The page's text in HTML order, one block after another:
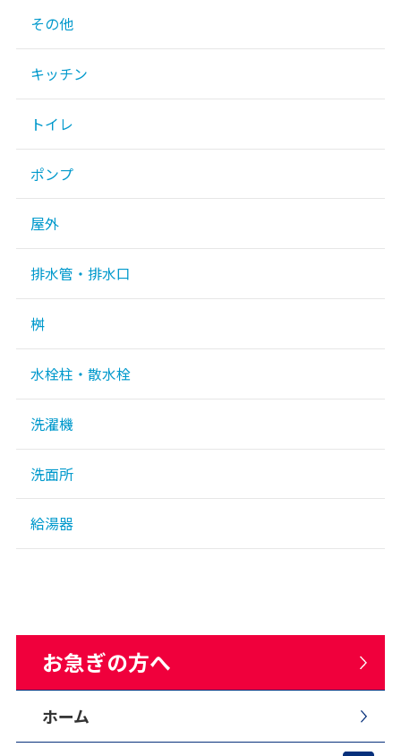
その他
キッチン
トイレ
ポンプ
屋外
排水管・排水口
桝
水栓柱・散水栓
洗濯機
洗面所
給湯器
お急ぎの方へ
ホーム